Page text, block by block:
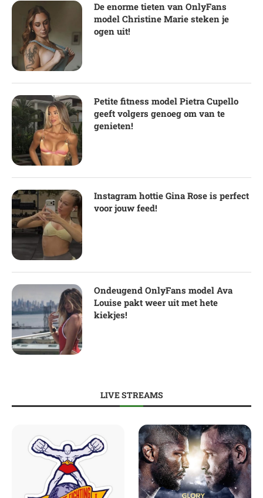
De enorme tieten van OnlyFans
model Christine Marie steken je
ogen uit!
Petite fitness model Pietra Cupello
geeft volgers genoeg om van te
genieten!
Instagram hottie Gina Rose is perfect
voor jouw feed!
Ondeugend OnlyFans model Ava
Louise pakt weer uit met hete
kiekjes!
LIVE STREAMS